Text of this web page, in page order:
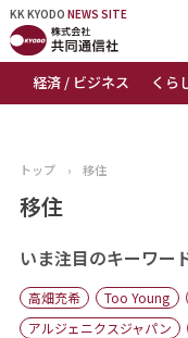
KK KYODO NEWS SITE
経済 / ビジネス くら
KK KYODONEWS SITE
トップページ
ニュース
おすすめコンテンツ
出版物
トップ › 移住
移住
いま注目のキーワー
高畑充希 Too Young
アルジェニクスジャパン